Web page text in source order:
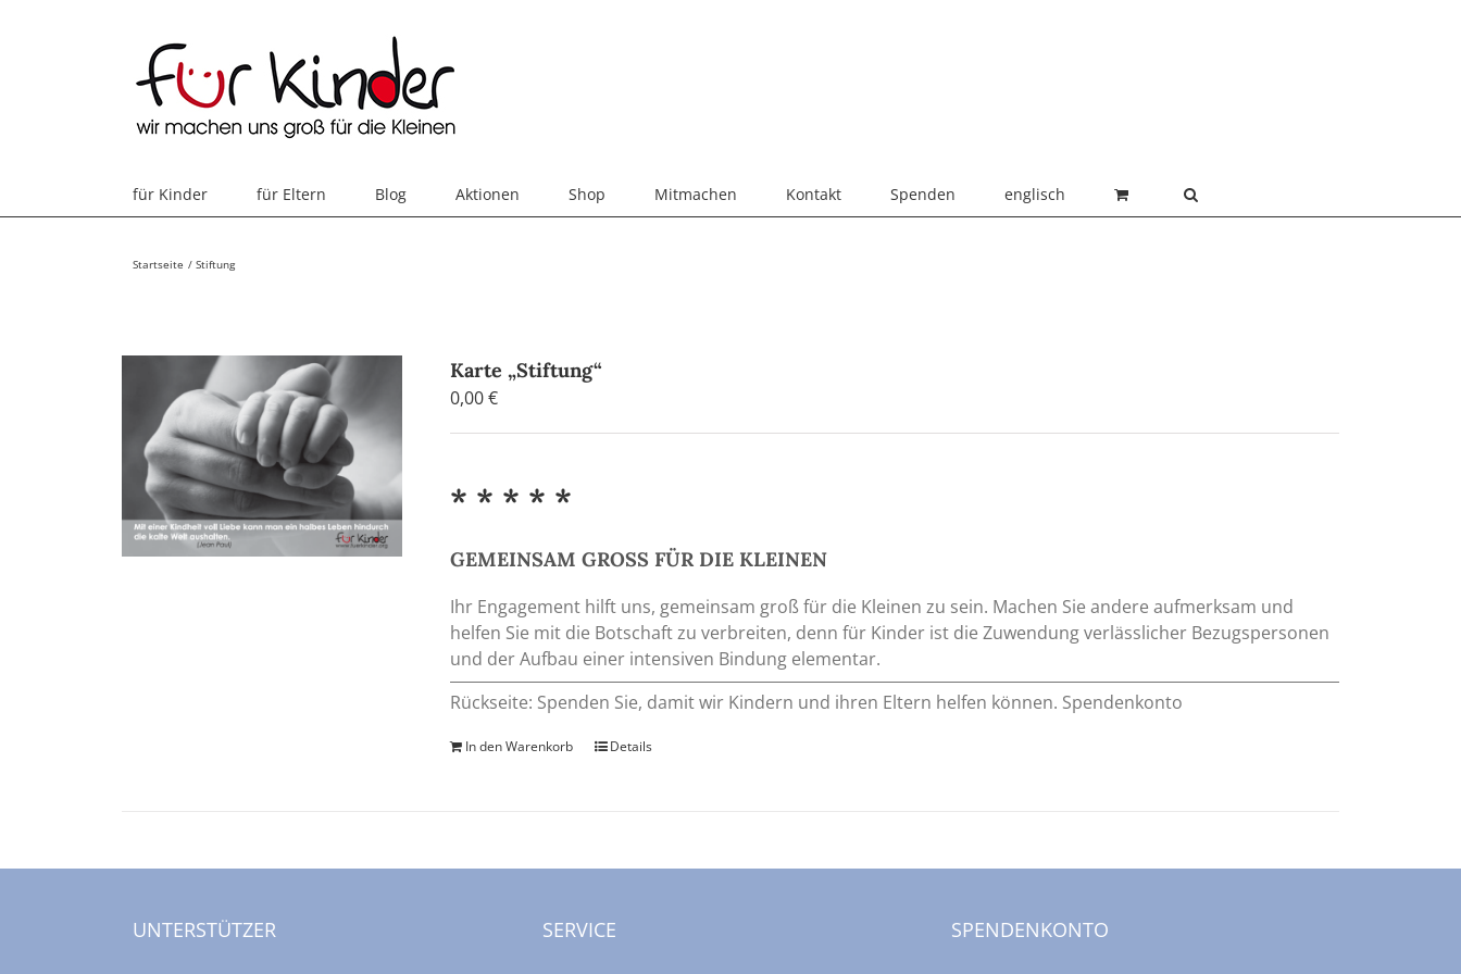
für Kinder für Eltern Blog Aktionen Shop Mitmachen Kontakt Spenden englisch
Startseite Stiftung
Karte „Stiftung“
0,00€
* * * * *
GEMEINSAM GROSS FÜR DIE KLEINEN
Ihr Engagement hilft uns, gemeinsam groß für die Kleinen zu sein. Machen Sie andere aufmerksam und
helfen Sie mit die Botschaft zu verbreiten, denn für Kinder ist die Zuwendung verlässlicher Bezugspersonen
und der Aufbau einer intensiven Bindung elementar.
Rückseite: Spenden Sie, damit wir Kindern und ihren Eltern helfen können. Spendenkonto
In den Warenkorb Details
UNTERSTÜTZER SERVICE SPENDENKONTO